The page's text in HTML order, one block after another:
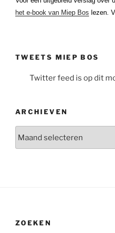
het e-book van Miep Bos lezen.
TWEETS MIEP BOS
Twitter feed is op dit
ARCHIEVEN
ZOEKEN